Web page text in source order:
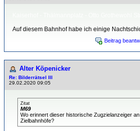
Auf diesem Bahnhof habe ich einige
Beitrag
Alter Köpenicker
Re: Bilderrätsel III
29.02.2020 09:05
Zitat
M69
Wo erinnert dieser historische Zugzielanzeiger
Zielbahnhöfe?